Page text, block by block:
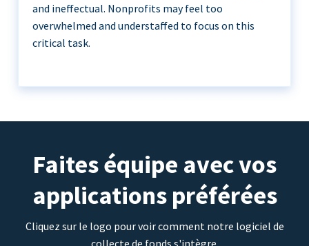
and ineffectual. Nonprofits may feel too
overwhelmed and understaffed to focus on this
critical task.
Faites équipe avec vos
applications préférées
Cliquez sur le logo pour voir comment notre logiciel de
collecte de fonds s'intègre.